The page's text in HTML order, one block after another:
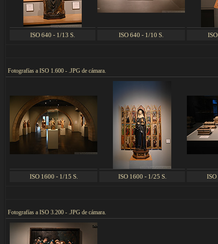
ISO 640 - 1/13 S. ISO 640 - 1/10 S.
Fotografías a ISO 1.600 - .JPG de cámara.
ISO 1600 - 1/15 S. ISO 1600 - 1/25 S.
Fotografías a ISO 3.200 - .JPG de cámara.